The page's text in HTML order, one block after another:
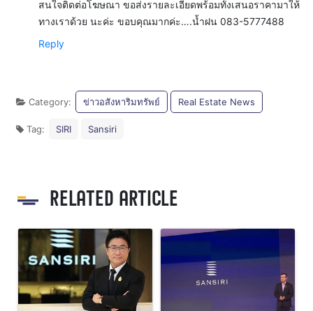
สนใจติดต่อโฆษณา ขอส่งรายละเอียดพร้อมทั้งเสนอราคามาให้
ทางเราด้วย นะค่ะ ขอบคุณมากค่ะ….น้ำฝน 083-5777488
Reply
Category: ข่าวอสังหาริมทรัพย์ Real Estate News
Tag: SIRI Sansiri
RELATED ARTICLE